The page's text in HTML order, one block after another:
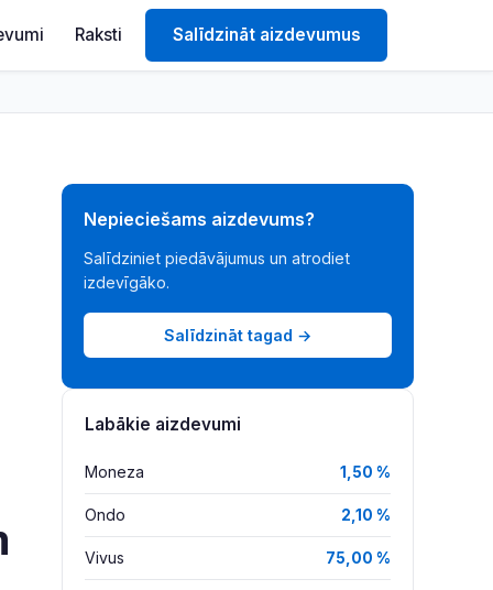
Raksti Salīdzināt aizdevumus
Nepieciešams aizdevums?
Salīdziniet piedāvājumus un atrodiet
izdevīgāko.
Salīdzināt tagad →
Labākie aizdevumi
Moneza 1,50 %
Ondo 2,10 %
Vivus 75,00 %